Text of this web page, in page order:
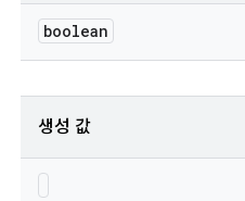
boolean
생성 값